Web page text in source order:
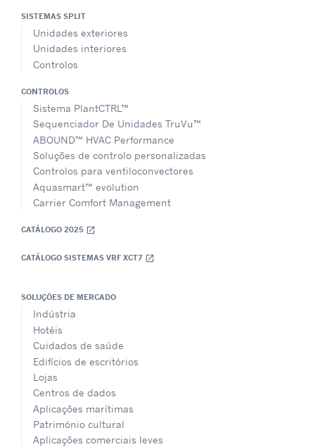
SISTEMAS SPLIT
Unidades exteriores
Unidades interiores
Controlos
CONTROLOS
Sistema PlantCTRL™
Sequenciador De Unidades TruVu™
ABOUND™ HVAC Performance
Soluções de controlo personalizadas
Controlos para ventiloconvectores
Aquasmart™ evolution
Carrier Comfort Management
CATÁLOGO 2025 open_in_new
CATÁLOGO SISTEMAS VRF XCT7 open_in_new
SOLUÇÕES DE MERCADO
Indústria
Hotéis
Cuidados de saúde
Edifícios de escritórios
Lojas
Centros de dados
Aplicações marítimas
Património cultural
Aplicações comerciais leves